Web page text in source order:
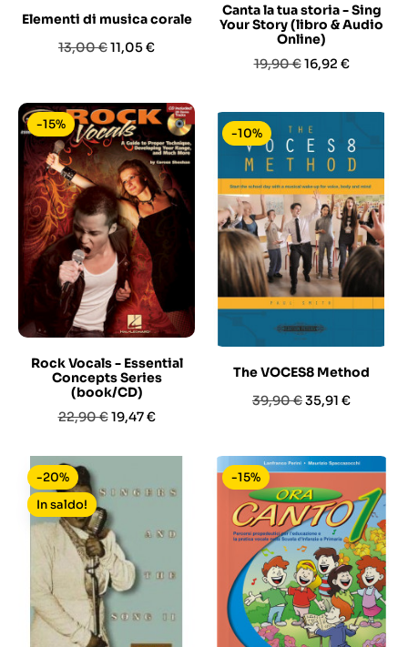
Elementi di musica corale
Prezzo
13,00 €Prezzo
11,05 €
Canta la tua storia - Sing
Your Story (libro & Audio
Online)
Prezzo
19,90 €Prezzo
16,92 €
Rock Vocals - Essential
Concepts Series
(book/CD)
Prezzo
22,90 €Prezzo
19,47 €
-15%
The VOCES8 Method
Prezzo
39,90 €Prezzo
35,91 €
-10%
-20%
In saldo!
-15%